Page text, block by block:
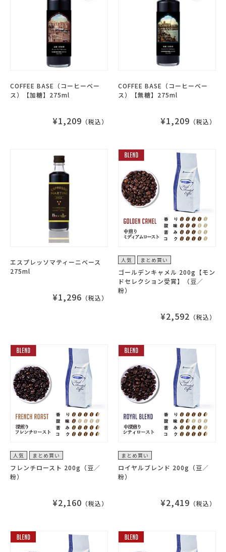
COFFEE BASE（コーヒーベー
ス）【加糖】275ml
¥1,209 （税込）
COFFEE BASE（コーヒーベー
ス）【無糖】275ml
¥1,209 （税込）
エスプレッソマティーニベース
275ml
¥1,296 （税込）
人気 まとめ買い
ゴールデンキャメル 200g【モン
ドセレクション受賞】（豆／
粉）
¥2,592 （税込）
人気 まとめ買い
フレンチロースト 200g（豆／
粉）
¥2,160 （税込）
まとめ買い
ロイヤルブレンド 200g（豆／
粉）
¥2,419 （税込）